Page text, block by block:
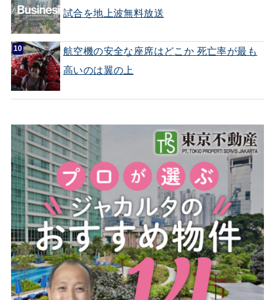
試合を地上波無料放送
航空機の安全な座席はどこか 死亡率が最も
高いのは翼の上